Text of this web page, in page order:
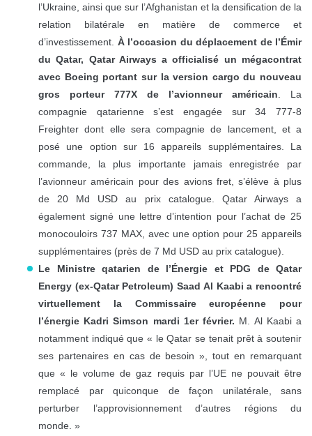
l’Ukraine, ainsi que sur l’Afghanistan et la densification de la
relation bilatérale en matière de commerce et
d’investissement. À l’occasion du déplacement de l’Émir
du Qatar, Qatar Airways a officialisé un mégacontrat
avec Boeing portant sur la version cargo du nouveau
gros porteur 777X de l’avionneur américain . La
compagnie qatarienne s’est engagée sur 34 777-8
Freighter dont elle sera compagnie de lancement, et a
posé une option sur 16 appareils supplémentaires. La
commande, la plus importante jamais enregistrée par
l’avionneur américain pour des avions fret, s’élève à plus
de 20 Md USD au prix catalogue. Qatar Airways a
également signé une lettre d’intention pour l’achat de 25
monocouloirs 737 MAX, avec une option pour 25 appareils
supplémentaires (près de 7 Md USD au prix catalogue).
Le Ministre qatarien de l’Énergie et PDG de Qatar
Energy (ex-Qatar Petroleum) Saad Al Kaabi a rencontré
virtuellement la Commissaire européenne pour
l’énergie Kadri Simson mardi 1er février. M. Al Kaabi a
notamment indiqué que « le Qatar se tenait prêt à soutenir
ses partenaires en cas de besoin », tout en remarquant
que « le volume de gaz requis par l’UE ne pouvait être
remplacé par quiconque de façon unilatérale, sans
perturber l’approvisionnement d’autres régions du
monde. »